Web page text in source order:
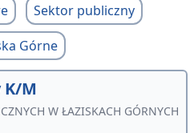
Sektor publiczny
Górne
M
W ŁAZISKACH GÓRNYCH